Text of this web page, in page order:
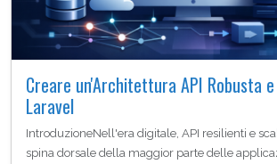
Creare un'Architettura API Robusta
Laravel
IntroduzioneNell'era digitale, API resilienti e
spina dorsale della maggior parte delle